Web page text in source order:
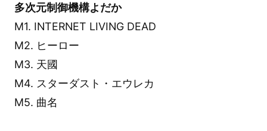
多次元制御機構よだか
M1. INTERNET LIVING DEAD
M2. ヒーロー
M3. 天國
M4. スターダスト・エウレカ
M5. 曲名